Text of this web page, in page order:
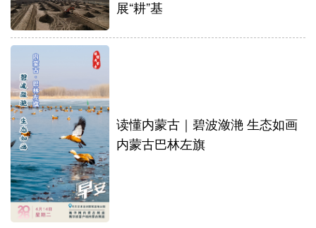
展“耕”基
读懂内蒙古｜碧波潋滟 生态如画
内蒙古巴林左旗